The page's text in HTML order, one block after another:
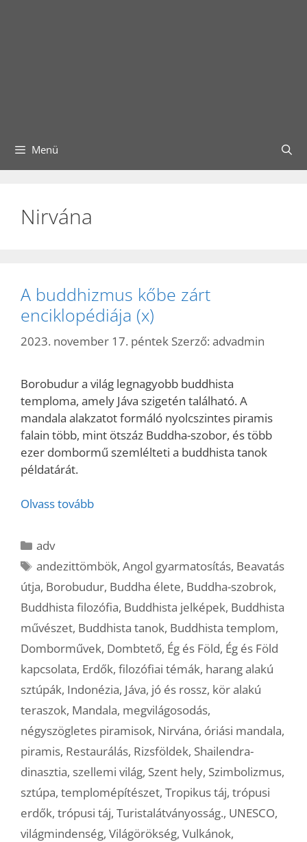
Menü
Nirvána
A buddhizmus kőbe zárt
enciklopédiája (x)
2023. november 17. péntek Szerző: advadmin
Borobudur a világ legnagyobb buddhista
temploma, amely Jáva szigetén található. A
mandala alakzatot formáló nyolcszintes piramis
falain több, mint ötszáz Buddha-szobor, és több
ezer dombormű szemlélteti a buddhista tanok
példatárát.
Olvass tovább
Kategória
adv
Címkék
andezittömbök,Angol gyarmatosítás, Beavatás
útja, Borobudur, Buddha élete, Buddha-szobrok,
Buddhista filozófia, Buddhista jelképek, Buddhista
művészet, Buddhista tanok, Buddhista templom,
Domborművek, Dombtető, Ég és Föld, Ég és Föld
kapcsolata, Erdők, filozófiai témák, harang alakú
sztúpák, Indonézia, Jáva, jó és rossz, kör alakú
teraszok, Mandala, megvilágosodás,
négyszögletes piramisok, Nirvána, óriási mandala,
piramis, Restaurálás, Rizsföldek, Shailendra-
dinasztia, szellemi világ, Szent hely, Szimbolizmus,
sztúpa, templomépítészet, Tropikus táj, trópusi
erdők, trópusi táj, Turistalátványosság., UNESCO,
világmindenség, Világörökség, Vulkánok,